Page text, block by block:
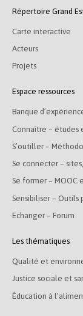
Répertoire Grand
Carte interactive
Acteurs
Projets
Espace ressources
Banque
Connaître – études
S’outiller –
Se connecter –
Se former – MOOC
Sensibiliser – Outils
Echanger – Forum
Les thématiques
Qualité et
Justice sociale et
Éducation à